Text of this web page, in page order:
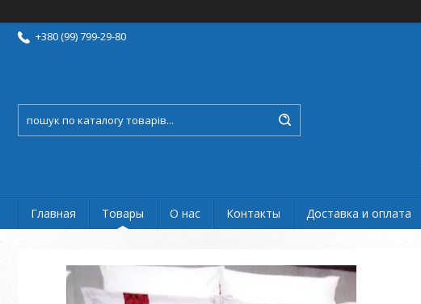
+380 (99) 799-29-80
Главная Товары О нас Контакты Доставка и оплата